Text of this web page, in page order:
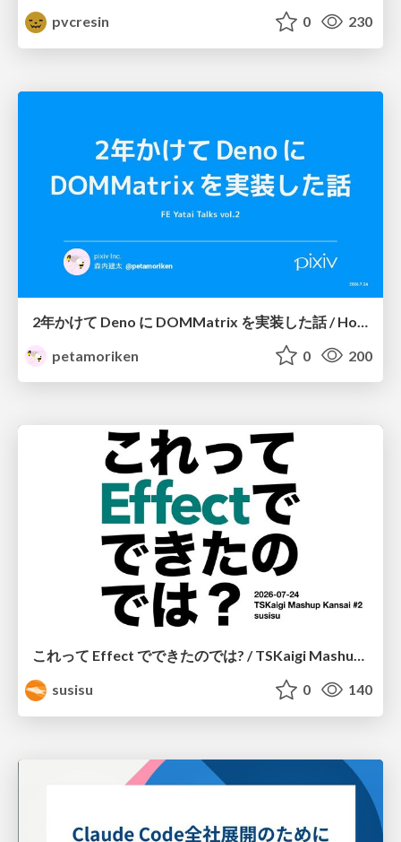
pvcresin
0 230
petamoriken
0 200
これって Effect でできたのでは? / TSKaigi Mashup Kansai #2
susisu
0 140